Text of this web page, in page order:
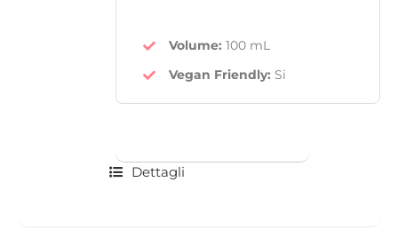
Volume: 100 mL
Vegan Friendly: Si
Dettagli